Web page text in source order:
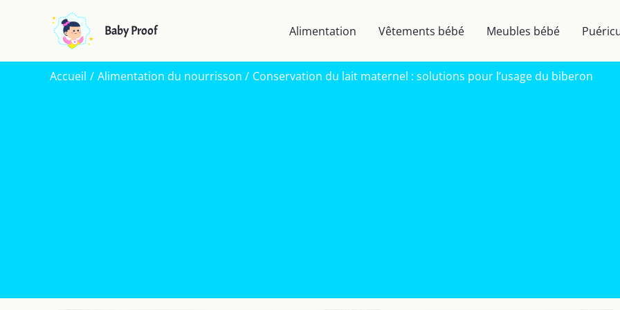
Baby Proof Alimentation Vêtements bébé Meubles bébé
Accueil Alimentation du nourrisson Conservation du lait maternel : solutions pour l’usage du biberon